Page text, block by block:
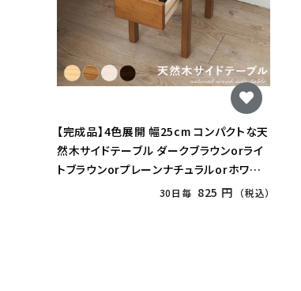
【完成品】4色展開 幅25cm コンパクトな天
然木サイドテーブル ダークブラウンorライ
トブラウンorプレーンナチュラルorホワイト
30日毎 825 円 （税込）